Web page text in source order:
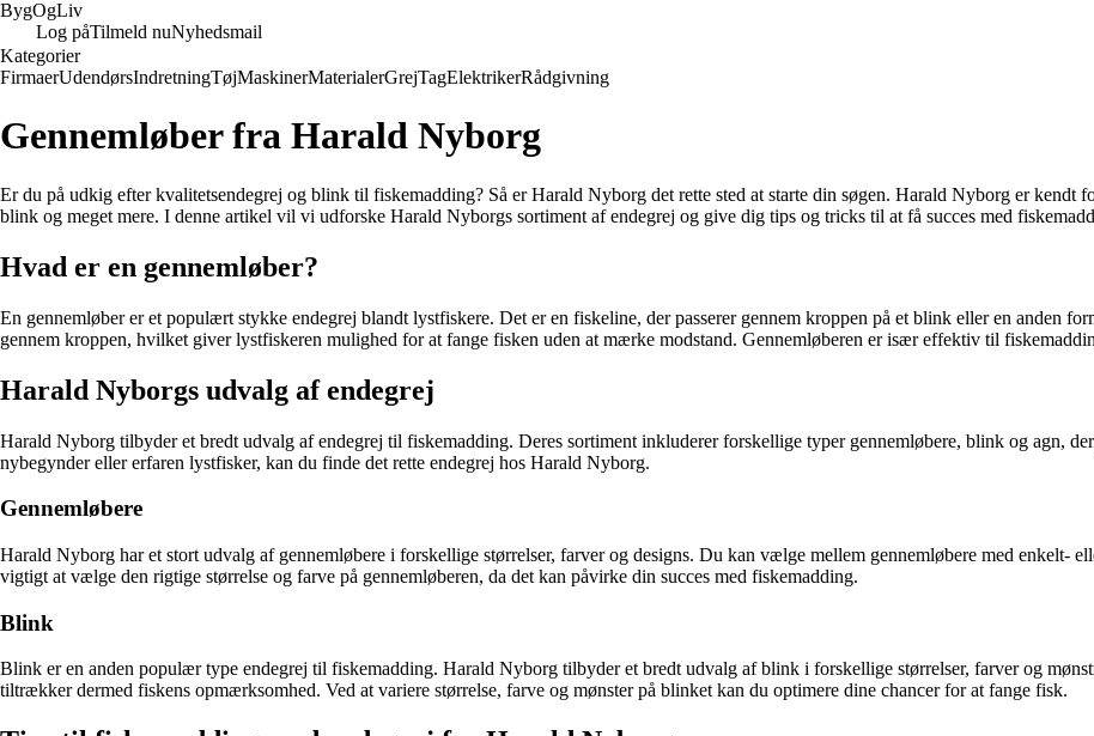
BygOgLiv
Log påTilmeld nuNyhedsmail
Kategorier
FirmaerUdendørsIndretningTøjMaskinerMaterialerGrejTagElektrikerRådgivning
Gennemløber fra Harald Nyborg
Er du på udkig efter kvalitetsendegrej og blink til fiskemadding? Så er Harald Nyborg det rette sted at starte din søgen. Harald Nyborg er kendt
blink og meget mere. I denne artikel vil vi udforske Harald Nyborgs sortiment af endegrej og give dig tips og tricks til at få succes med
Hvad er en gennemløber?
En gennemløber er et populært stykke endegrej blandt lystfiskere. Det er en fiskeline, der passerer gennem kroppen på et blink eller en anden
gennem kroppen, hvilket giver lystfiskeren mulighed for at fange fisken uden at mærke modstand. Gennemløberen er især effektiv til
Harald Nyborgs udvalg af endegrej
Harald Nyborg tilbyder et bredt udvalg af endegrej til fiskemadding. Deres sortiment inkluderer forskellige typer gennemløbere, blink og agn,
nybegynder eller erfaren lystfisker, kan du finde det rette endegrej hos Harald Nyborg.
Gennemløbere
Harald Nyborg har et stort udvalg af gennemløbere i forskellige størrelser, farver og designs. Du kan vælge mellem gennemløbere med enkelt-
vigtigt at vælge den rigtige størrelse og farve på gennemløberen, da det kan påvirke din succes med fiskemadding.
Blink
Blink er en anden populær type endegrej til fiskemadding. Harald Nyborg tilbyder et bredt udvalg af blink i forskellige størrelser, farver og
tiltrækker dermed fiskens opmærksomhed. Ved at variere størrelse, farve og mønster på blinket kan du optimere dine chancer for at fange fisk.